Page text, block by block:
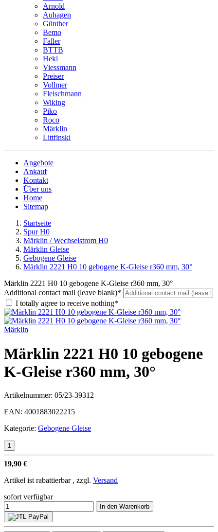
Arnold
Auhagen
Günther
Bemo
Faller
BTTB
Heki
Viessmann
Preiser
Vollmer
Fleischmann
Wiking
Piko
Roco
Märklin
Littfinski
Angebote
Ankauf
Kontakt
Über uns
Home
Sitemap
Startseite
Spur H0
Märklin / Wechselstrom H0
Märklin Gleise
Gebogene Gleise
Märklin 2221 H0 10 gebogene K-Gleise r360 mm, 30°
Märklin 2221 H0 10 gebogene K-Gleise r360 mm, 30°
Additional contact mail (leave blank)*
I totally agree to receive nothing*
Märklin
Märklin 2221 H0 10 gebogene
K-Gleise r360 mm, 30°
Artikelnummer: 05/23-39312
EAN: 4001883022215
Kategorie: Gebogene Gleise
19,90 €
Artikel ist rabattierbar , zzgl. Versand
sofort verfügbar
In den Warenkorb